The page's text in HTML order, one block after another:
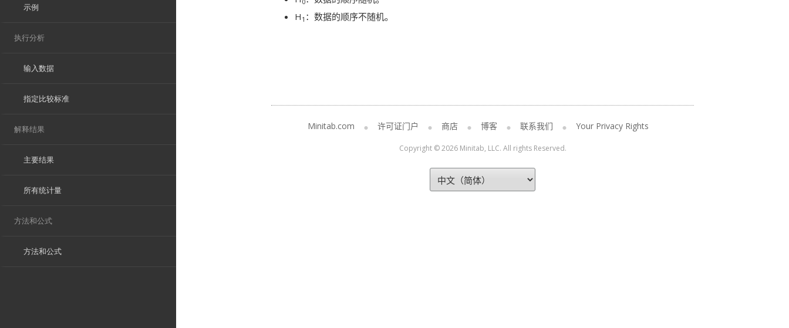
H 1 ：数据的顺序不随机。
Minitab.com 许可证门户 商店 博客 联系我们 Your Privacy Rights
Copyright © 2026 Minitab, LLC. All rights Reserved.